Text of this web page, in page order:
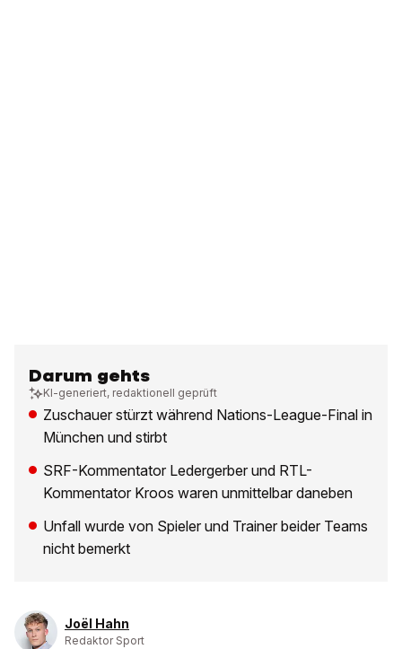
Darum gehts
KI-generiert, redaktionell geprüft
Zuschauer stürzt während Nations-League-Final in
München und stirbt
SRF-Kommentator Ledergerber und RTL-
Kommentator Kroos waren unmittelbar daneben
Unfall wurde von Spieler und Trainer beider Teams
nicht bemerkt
Joël Hahn
Redaktor Sport